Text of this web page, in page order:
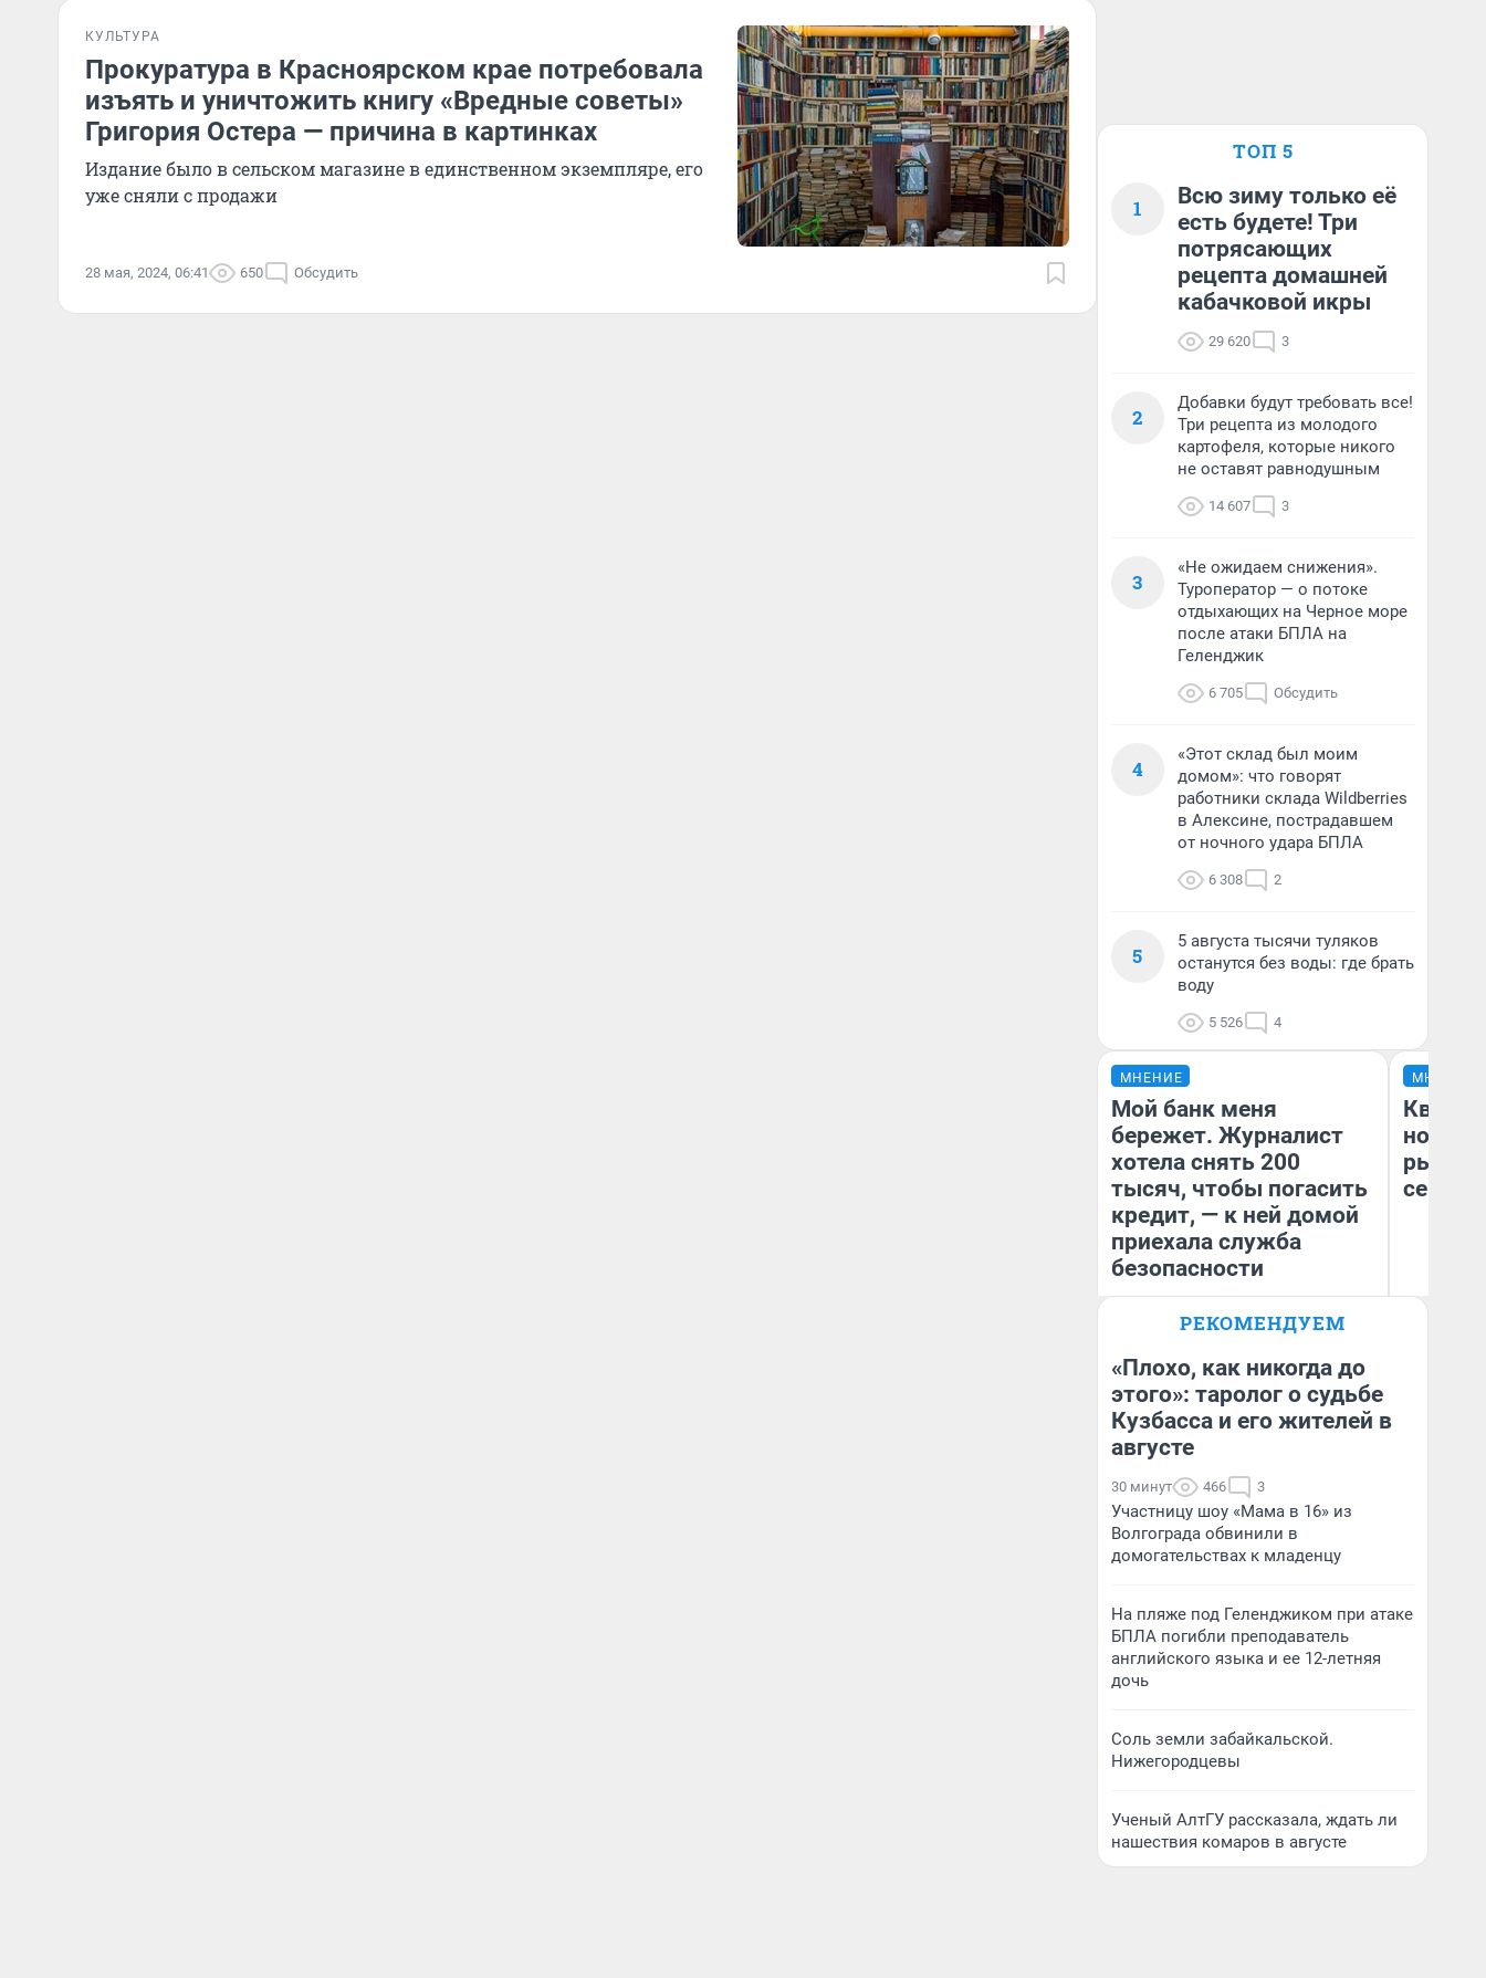
КУЛЬТУРА
Прокуратура в Красноярском крае потребовала
изъять и уничтожить книгу «Вредные советы»
Григория Остера — причина в картинках
Издание было в сельском магазине в единственном экземпляре, его
уже сняли с продажи
28 мая, 2024, 06:41 650 Обсудить
ТОП 5
1
Всю зиму только её
есть будете! Три
потрясающих
рецепта домашней
кабачковой икры
29 620 3
2
Добавки будут требовать все!
Три рецепта из молодого
картофеля, которые никого
не оставят равнодушным
14 607 3
3
«Не ожидаем снижения».
Туроператор — о потоке
отдыхающих на Черное море
после атаки БПЛА на
Геленджик
6 705 Обсудить
4
«Этот склад был моим
домом»: что говорят
работники склада Wildberries
в Алексине, пострадавшем
от ночного удара БПЛА
6 308 2
5
5 августа тысячи туляков
останутся без воды: где брать
воду
5 526 4
МНЕНИЕ
Мой банк меня
бережет. Журналист
хотела снять 200
тысяч, чтобы погасить
кредит, — к ней домой
приехала служба
безопасности
Ксения Владимирская
МНЕНИЕ
но
рынок
РЕКОМЕНДУЕМ
«Плохо, как никогда до
этого»: таролог о судьбе
Кузбасса и его жителей в
августе
30 минут 466 3
Участницу шоу «Мама в 16» из
Волгограда обвинили в
домогательствах к младенцу
На пляже под Геленджиком при атаке
БПЛА погибли преподаватель
английского языка и ее 12-летняя
дочь
Соль земли забайкальской.
Нижегородцевы
Ученый АлтГУ рассказала, ждать ли
нашествия комаров в августе